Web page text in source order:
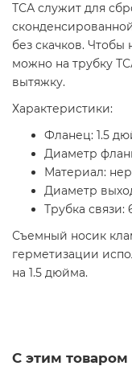
ТСА служит для
без скачков. Чтобы
можно на трубку
вытяжку.
Характеристики:
Фланец: 1.5
Диаметр
Материал:
Диаметр
Трубка связи:
Съемный носик
герметизации
на 1.5 дюйма.
С этим